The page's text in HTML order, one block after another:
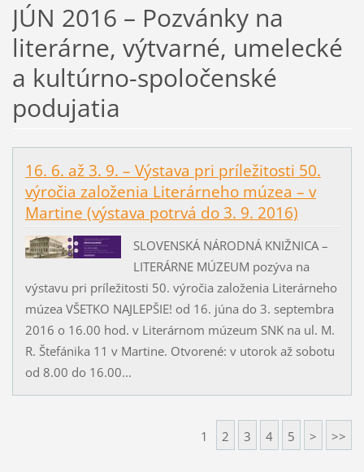
JÚN 2016 – Pozvánky na
literárne, výtvarné, umelecké
a kultúrno-spoločenské
podujatia
16. 6. až 3. 9. – Výstava pri príležitosti 50.
výročia založenia Literárneho múzea – v
Martine (výstava potrvá do 3. 9. 2016)
SLOVENSKÁ NÁRODNÁ KNIŽNICA –
LITERÁRNE MÚZEUM pozýva na
výstavu pri príležitosti 50. výročia založenia Literárneho
múzea VŠETKO NAJLEPŠIE! od 16. júna do 3. septembra
2016 o 16.00 hod. v Literárnom múzeum SNK na ul. M.
R. Štefánika 11 v Martine. Otvorené: v utorok až sobotu
od 8.00 do 16.00...
1 2 3 4 5 > >>